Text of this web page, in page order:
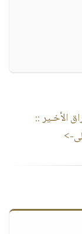
الأخـير::
>